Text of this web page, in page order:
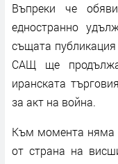
Въпреки че
едностранно
същата
САЩ ще
иранската
за акт на война.
Към момента няма
от страна на